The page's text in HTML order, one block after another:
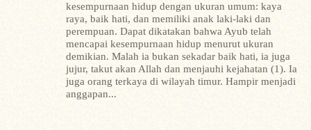
kesempurnaan hidup dengan ukuran umum: kaya
raya, baik hati, dan memiliki anak laki-laki dan
perempuan. Dapat dikatakan bahwa Ayub telah
mencapai kesempurnaan hidup menurut ukuran
demikian. Malah ia bukan sekadar baik hati, ia juga
jujur, takut akan Allah dan menjauhi kejahatan (1). Ia
juga orang terkaya di wilayah timur. Hampir menjadi
anggapan...